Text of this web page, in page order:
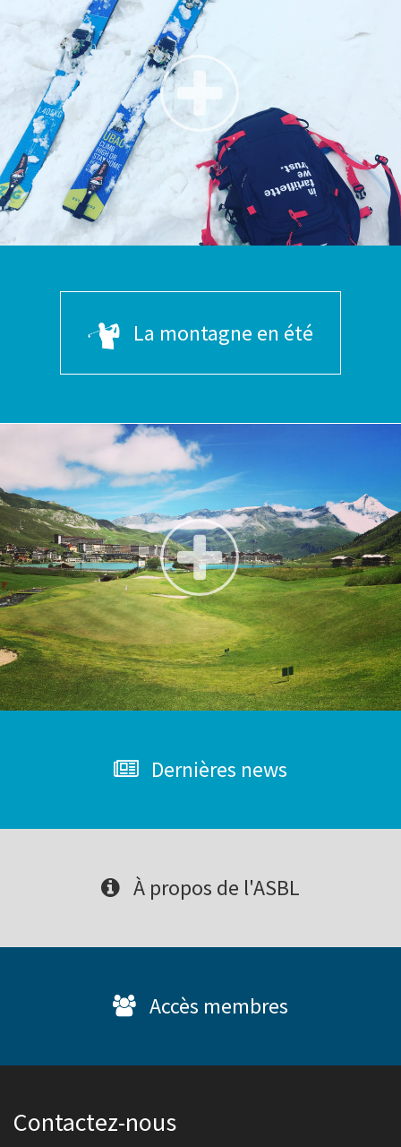
La montagne en été
Dernières news
À propos de l'ASBL
Accès membres
Contactez-nous